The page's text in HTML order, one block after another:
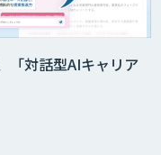
顧客コミュニケーシ
」
「対話型AIキャリア